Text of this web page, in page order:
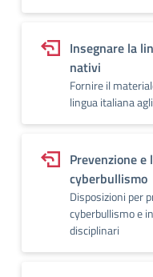
Insegnare la
nativi
Fornire il
lingua italiana
Prevenzione
cyberbullismo
Disposizioni per
cyberbullismo e
disciplinari